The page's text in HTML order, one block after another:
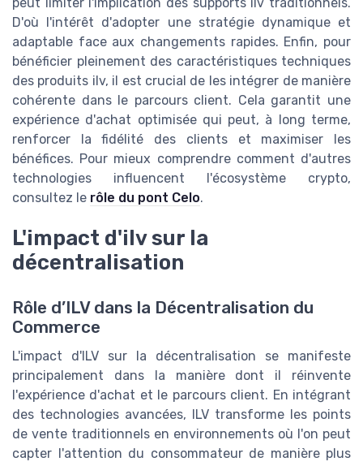
D'où l'intérêt d'adopter une stratégie dynamique et
adaptable face aux changements rapides. Enfin, pour
bénéficier pleinement des caractéristiques techniques
des produits ilv, il est crucial de les intégrer de manière
cohérente dans le parcours client. Cela garantit une
expérience d'achat optimisée qui peut, à long terme,
renforcer la fidélité des clients et maximiser les
bénéfices. Pour mieux comprendre comment d'autres
technologies influencent l'écosystème crypto,
consultez le rôle du pont Celo.
L'impact d'ilv sur la
décentralisation
Rôle d’ILV dans la Décentralisation du
Commerce
L'impact d'ILV sur la décentralisation se manifeste
principalement dans la manière dont il réinvente
l'expérience d'achat et le parcours client. En intégrant
des technologies avancées, ILV transforme les points
de vente traditionnels en environnements où l'on peut
capter l'attention du consommateur de manière plus